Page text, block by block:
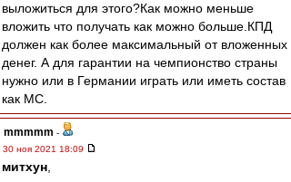
выложиться для этого?Как можно меньше
вложить что получать как можно больше.КПД
должен как более максимальный от вложенных
денег. А для гарантии на чемпионство страны
нужно или в Германии играть или иметь состав
как МС.
mmmmm -
30 ноя 2021 18:09
митхун